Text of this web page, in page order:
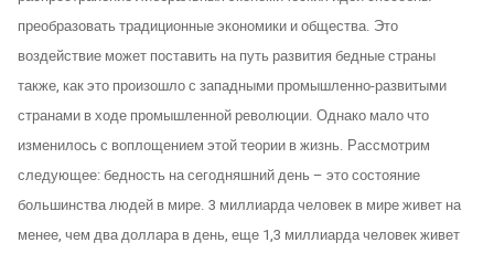
преобразовать традиционные экономики и общества. Это
воздействие может поставить на путь развития бедные страны
также, как это произошло с западными промышленно-развитыми
странами в ходе промышленной революции. Однако мало что
изменилось с воплощением этой теории в жизнь. Рассмотрим
следующее: бедность на сегодняшний день – это состояние
большинства людей в мире. 3 миллиарда человек в мире живет на
менее, чем два доллара в день, еще 1,3 миллиарда человек живет